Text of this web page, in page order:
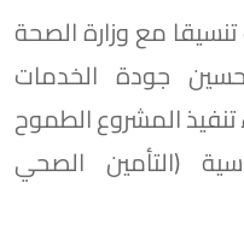
مع وزارة الصحة
جودة الخدمات
تنفيذ المشروع الطموح
(التأمين الصحي